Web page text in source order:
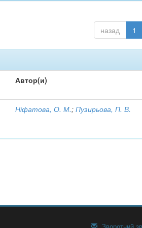
назад 1
Автор(и)
Ніфатова, О. М.;Пузирьова, П. В.